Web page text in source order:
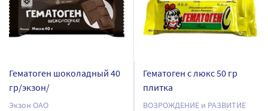
Гематоген шоколадный 40
гр/экзон/
Экзон ОАО
Гематоген с люкс 50 гр
плитка
ВОЗРОЖДЕНИЕ и РАЗВИТИЕ